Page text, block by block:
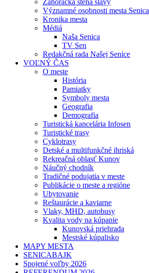
Záhorácka stena slávy
Významné osobnosti mesta Senica
Kronika mesta
Médiá
Naša Senica
TV Sen
Redakčná rada Našej Senice
VOĽNÝ ČAS
O meste
História
Pamiatky
Symboly mesta
Geografia
Demografia
Turistická kancelária Infosen
Turistické trasy
Cyklotrasy
Detské a multifunkčné ihriská
Rekreačná oblasť Kunov
Náučný chodník
Tradičné podujatia v meste
Publikácie o meste a regióne
Ubytovanie
Reštaurácie a kaviarne
Vlaky, MHD, autobusy
Kvalita vody na kúpanie
Kunovská priehrada
Mestské kúpalisko
MAPY MESTA
SENICABAJK
Spojené voľby 2026